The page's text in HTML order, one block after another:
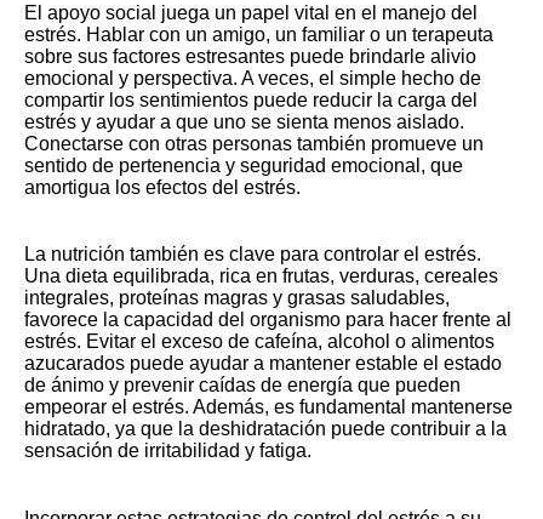
El apoyo social juega un papel vital en el manejo del
estrés. Hablar con un amigo, un familiar o un terapeuta
sobre sus factores estresantes puede brindarle alivio
emocional y perspectiva. A veces, el simple hecho de
compartir los sentimientos puede reducir la carga del
estrés y ayudar a que uno se sienta menos aislado.
Conectarse con otras personas también promueve un
sentido de pertenencia y seguridad emocional, que
amortigua los efectos del estrés.
La nutrición también es clave para controlar el estrés.
Una dieta equilibrada, rica en frutas, verduras, cereales
integrales, proteínas magras y grasas saludables,
favorece la capacidad del organismo para hacer frente al
estrés. Evitar el exceso de cafeína, alcohol o alimentos
azucarados puede ayudar a mantener estable el estado
de ánimo y prevenir caídas de energía que pueden
empeorar el estrés. Además, es fundamental mantenerse
hidratado, ya que la deshidratación puede contribuir a la
sensación de irritabilidad y fatiga.